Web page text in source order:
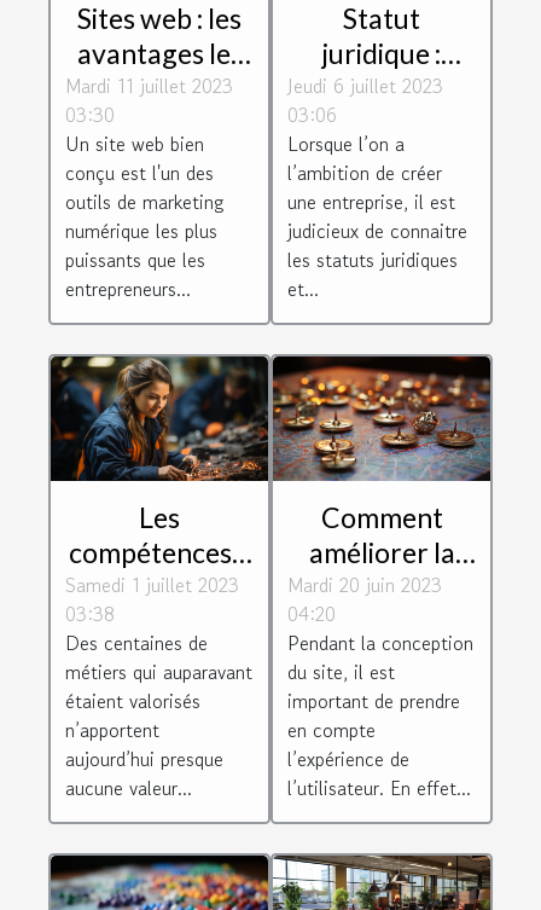
Sites web : les
avantages les
plus
importants
d'avoir un site
web
Mardi 11 juillet 2023
03:30
Un site web bien
conçu est l'un des
outils de marketing
numérique les plus
puissants que les
entrepreneurs...
Statut
juridique :
Comment
choisir le bon
pour son
entreprise ?
Jeudi 6 juillet 2023
03:06
Lorsque l’on a
l’ambition de créer
une entreprise, il est
judicieux de connaitre
les statuts juridiques
et...
Les
compétences à
fortes valeurs
ajoutées que
recherchent
les entreprises
Samedi 1 juillet 2023
03:38
Des centaines de
métiers qui auparavant
étaient valorisés
n’apportent
aujourd’hui presque
aucune valeur...
Comment
améliorer la
navigation de
votre page
web ?
Mardi 20 juin 2023
04:20
Pendant la conception
du site, il est
important de prendre
en compte
l’expérience de
l’utilisateur. En effet...